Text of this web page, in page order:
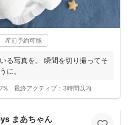
産前予約可能
る写真を。 瞬間を切り撮ってそ
に。
最終アクティブ： 3時間以内
まあちゃん